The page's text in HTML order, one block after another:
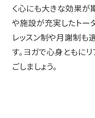
く心にも大きな効果が
や施設が充実したトー
レッスン制や月謝制も
す。ヨガで心身ともに
ごしましょう。